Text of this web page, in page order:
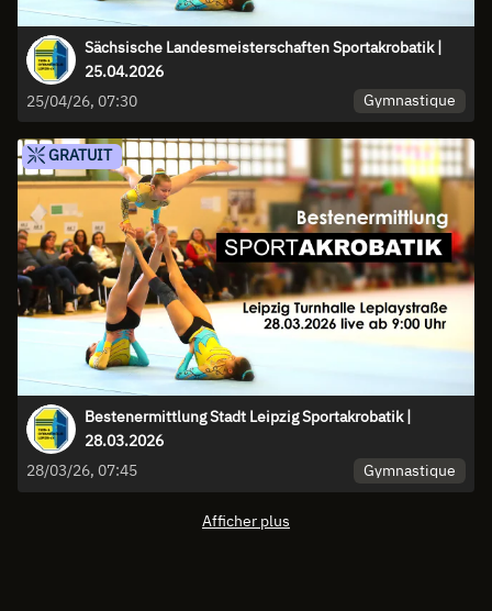
Sächsische Landesmeisterschaften Sportakrobatik |
25.04.2026
25/04/26, 07:30
Gymnastique
GRATUIT
Bestenermittlung Stadt Leipzig Sportakrobatik |
28.03.2026
28/03/26, 07:45
Gymnastique
Afficher plus